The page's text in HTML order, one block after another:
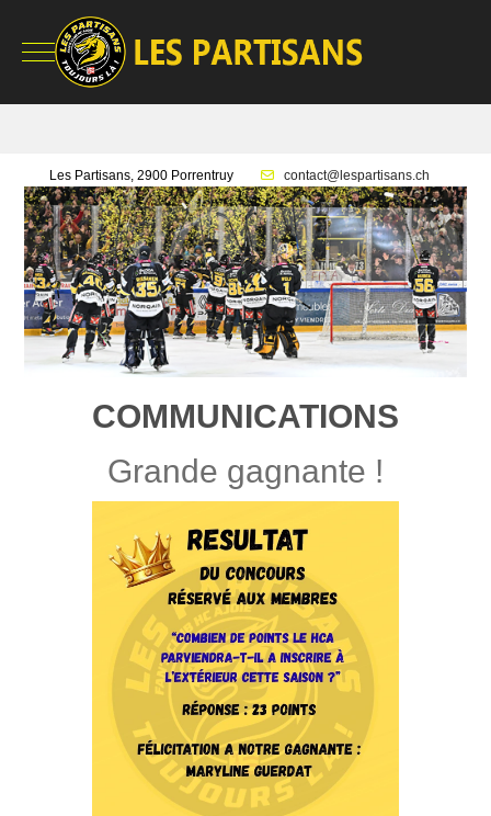
Mobile Menu Toggle
Les Partisans, 2900 Porrentruy contact@lespartisans.ch
COMMUNICATIONS
Grande gagnante !